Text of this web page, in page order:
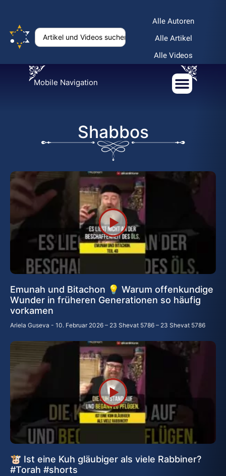
Alle Autoren
Alle Artikel
Alle Videos
Mobile Navigation
Shabbos
Emunah und Bitachon 💡 Warum offenkundige
Wunder in früheren Generationen so häufig
vorkamen
Ariela Guseva 10. Februar 2026 – 23 Shevat 5786 – 23 Shevat 5786
🐮 Ist eine Kuh gläubiger als viele Rabbiner?
#Torah #shorts